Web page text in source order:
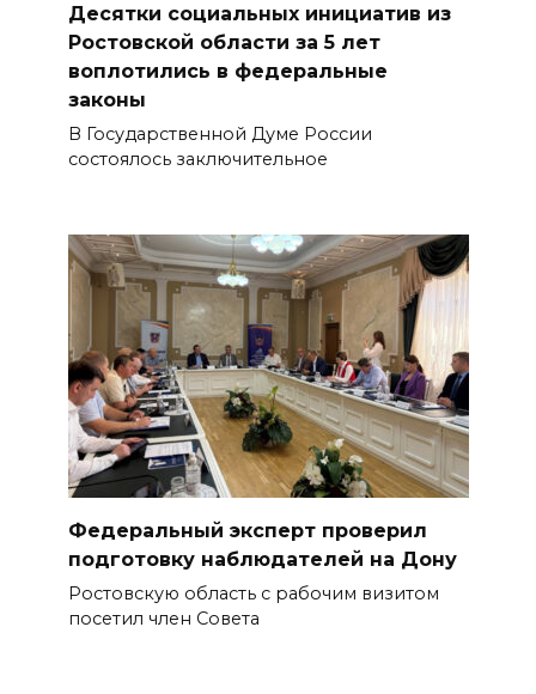
Десятки социальных инициатив из
Ростовской области за 5 лет
воплотились в федеральные
законы
В Государственной Думе России
состоялось заключительное
Федеральный эксперт проверил
подготовку наблюдателей на Дону
Ростовскую область с рабочим визитом
посетил член Совета